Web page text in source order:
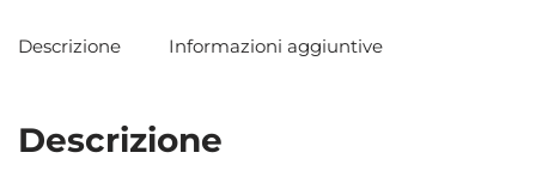
Descrizione Informazioni aggiuntive
Descrizione